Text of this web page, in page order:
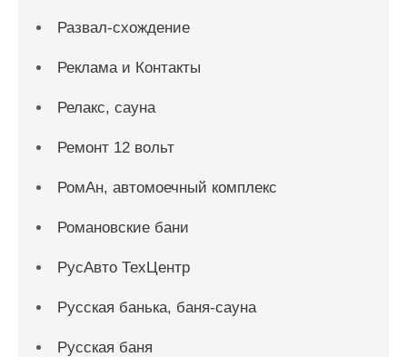
Развал-схождение
Реклама и Контакты
Релакс, сауна
Ремонт 12 вольт
РомАн, автомоечный комплекс
Романовские бани
РусАвто ТехЦентр
Русская банька, баня-сауна
Русская баня